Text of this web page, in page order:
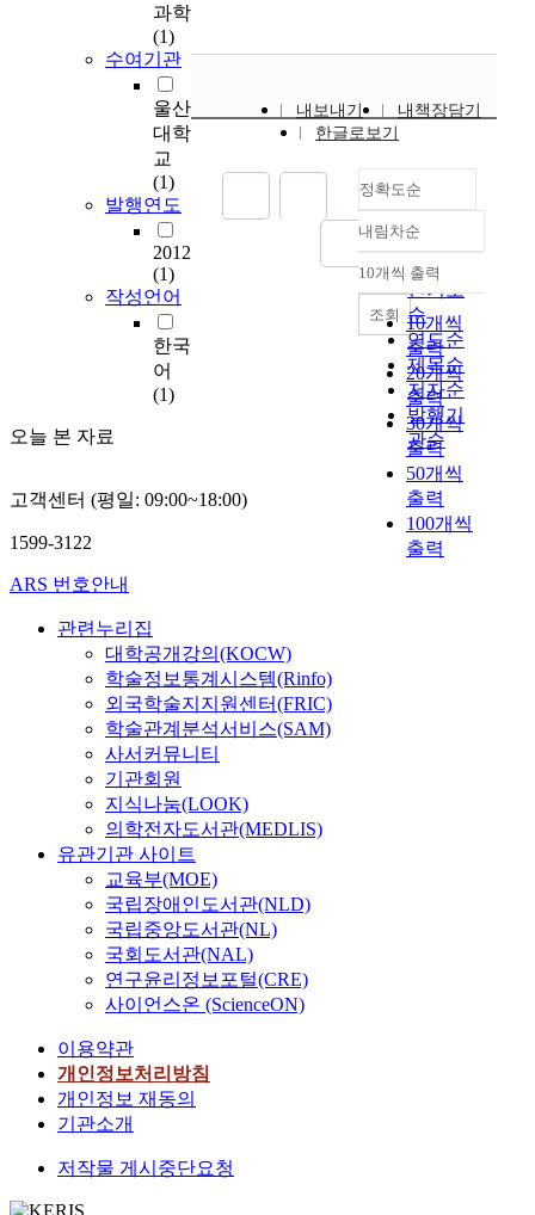
과학
(1)
수여기관
울산
대학
교
(1)
발행연도
2012
(1)
작성언어
한국
어
(1)
오늘 본 자료
시
이
내보내기
내책장담기
한글로보기
정확도순
정확도
순
인기도
순
연도순
제목순
저자순
발행기
관순
내림차순
내림차순
10개씩 출력
10개씩
출력
20개씩
출력
30개씩
출력
50개씩
출력
100개씩
출력
조회
고객센터 (평일: 09:00~18:00)
1599-3122
ARS 번호안내
관련누리집
대학공개강의(KOCW)
학술정보통계시스템(Rinfo)
외국학술지지원센터(FRIC)
학술관계분석서비스(SAM)
사서커뮤니티
기관회원
지식나눔(LOOK)
의학전자도서관(MEDLIS)
유관기관 사이트
교육부(MOE)
국립장애인도서관(NLD)
국립중앙도서관(NL)
국회도서관(NAL)
연구윤리정보포털(CRE)
사이언스온 (ScienceON)
이용약관
개인정보처리방침
개인정보 재동의
기관소개
저작물 게시중단요청